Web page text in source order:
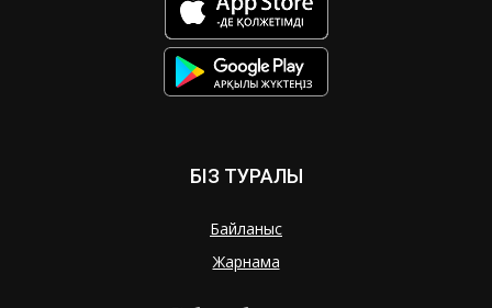
БІЗ ТУРАЛЫ
Байланыс
Жарнама